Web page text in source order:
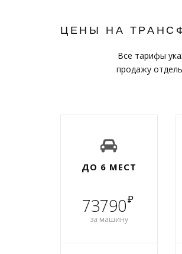
ЦЕНЫ НА
Все тарифы
продажу
ДО 6 МЕСТ
73790₽
за машину